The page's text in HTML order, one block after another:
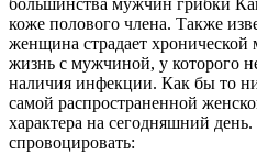
коже полового члена. Также
женщина страдает
жизнь с мужчиной, у которого
наличия инфекции. Как бы то
самой распространенной
характера на сегодняшний
спровоцировать: